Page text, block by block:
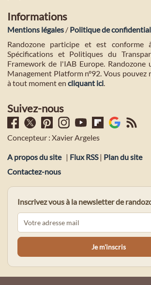
Informations
Mentions légales / Politique de
Randozone participe et est conforme
Spécifications et Politiques du
Framework de l'IAB Europe. Randozone
Management Platform n°92. Vous pouvez
à tout moment en cliquant ici
Suivez-nous
Concepteur : Xavier Argeles
A propos du site | Flux RSS| Plan du site
Contactez-nous
Inscrivez vous à la newsletter de